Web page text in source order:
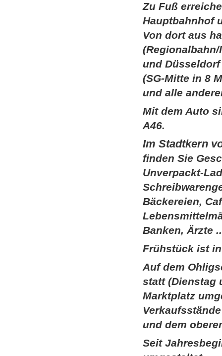
Zu Fuß
Hauptbahnhof
Von dort aus
(Regionalbahn/
und
(SG-Mitte in 8
und alle
Mit dem Auto
A46.
Im Stadtkern
finden Sie
Unverpackt-
Bäckereien,
Banken, Ärzte
Frühstück ist
Auf dem
statt (Dienstag
Marktplatz
und dem
Seit